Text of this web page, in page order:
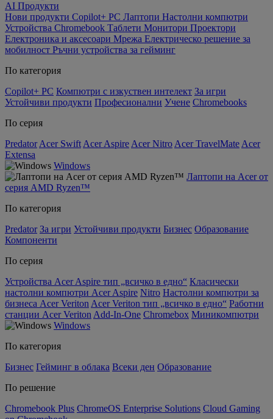
AI Продукти
Нови продукти Copilot+ PC Лаптопи Настолни компютри
Устройства Chromebook Таблети Монитори Проектори
Електроника и аксесоари Мрежа Електрическо решение за
мобилност Ръчни устройства за гейминг
По категория
Copilot+ PC Компютри с изкуствен интелект За игри
Устойчиви продукти Професионални Учене Chromebooks
По серия
Predator Acer Swift Acer Aspire Acer Nitro Acer TravelMate Acer
Extensa
Windows
Лаптопи на Acer от
серия AMD Ryzen™
По категория
Predator За игри Устойчиви продукти Бизнес Образование
Компоненти
По серия
Устройства Acer Aspire тип „всичко в едно“ Класически
настолни компютри Acer Aspire Nitro Настолни компютри за
бизнеса Acer Veriton Acer Veriton тип „всичко в едно“ Работни
станции Acer Veriton Add-In-One Chromebox Миникомпютри
Windows
По категория
Бизнес Гейминг в облака Всеки ден Образование
По решение
Chromebook Plus ChromeOS Enterprise Solutions Cloud Gaming